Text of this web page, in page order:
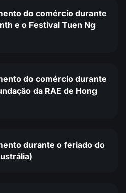
do comércio durante
e o Festival Tuen Ng
do comércio durante
da RAE de Hong
durante o feriado do